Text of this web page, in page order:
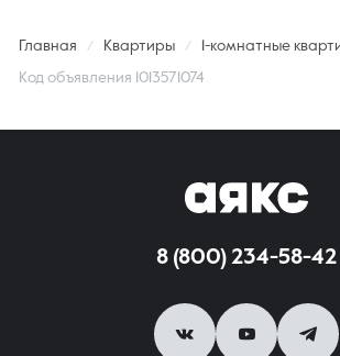
Главная Квартиры 1-комнатные
Код объявления 1013571074
8 (800) 234-58-42